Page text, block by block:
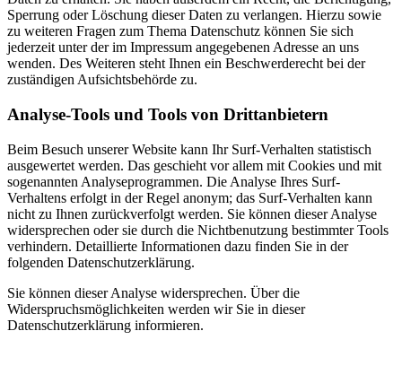
Sperrung oder Löschung dieser Daten zu verlangen. Hierzu sowie
zu weiteren Fragen zum Thema Datenschutz können Sie sich
jederzeit unter der im Impressum angegebenen Adresse an uns
wenden. Des Weiteren steht Ihnen ein Beschwerderecht bei der
zuständigen Aufsichtsbehörde zu.
Analyse-Tools und Tools von Drittanbietern
Beim Besuch unserer Website kann Ihr Surf-Verhalten statistisch
ausgewertet werden. Das geschieht vor allem mit Cookies und mit
sogenannten Analyseprogrammen. Die Analyse Ihres Surf-
Verhaltens erfolgt in der Regel anonym; das Surf-Verhalten kann
nicht zu Ihnen zurückverfolgt werden. Sie können dieser Analyse
widersprechen oder sie durch die Nichtbenutzung bestimmter Tools
verhindern. Detaillierte Informationen dazu finden Sie in der
folgenden Datenschutzerklärung.
Sie können dieser Analyse widersprechen. Über die
Widerspruchsmöglichkeiten werden wir Sie in dieser
Datenschutzerklärung informieren.